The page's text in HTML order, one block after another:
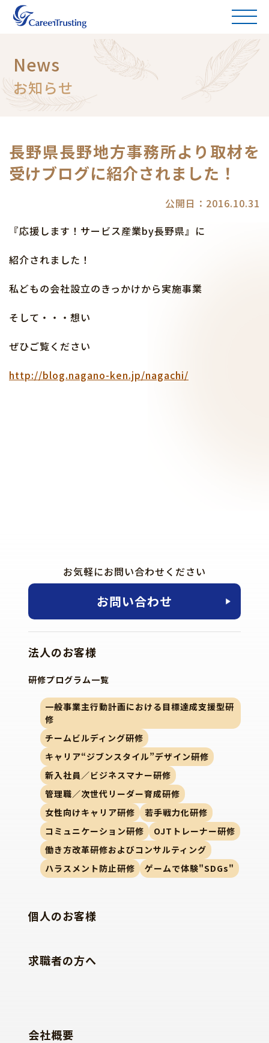
News
お知らせ
長野県長野地方事務所より取材を
受けブログに紹介されました！
公開日：2016.10.31
『応援します！サービス産業by長野県』に
紹介されました！
私どもの会社設立のきっかけから実施事業
そして・・・想い
ぜひご覧ください
http://blog.nagano-ken.jp/nagachi/
お気軽にお問い合わせください
お問い合わせ
法人のお客様
研修プログラム一覧
一般事業主行動計画における目標達成支援型研
修
チームビルディング研修
キャリア“ジブンスタイル”デザイン研修
新入社員／ビジネスマナー研修
管理職／次世代リーダー育成研修
女性向けキャリア研修
若手戦力化研修
コミュニケーション研修
OJTトレーナー研修
働き方改革研修およびコンサルティング
ハラスメント防止研修
ゲームで体験"SDGs"
個人のお客様
求職者の方へ
会社概要